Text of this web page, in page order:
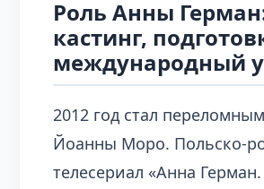
Роль Анны
кастинг,
международный
2012 год стал
Йоанны Моро. Польско-
телесериал «Анна